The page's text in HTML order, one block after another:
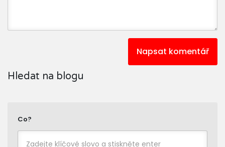
Napsat komentář
Hledat na blogu
Co?